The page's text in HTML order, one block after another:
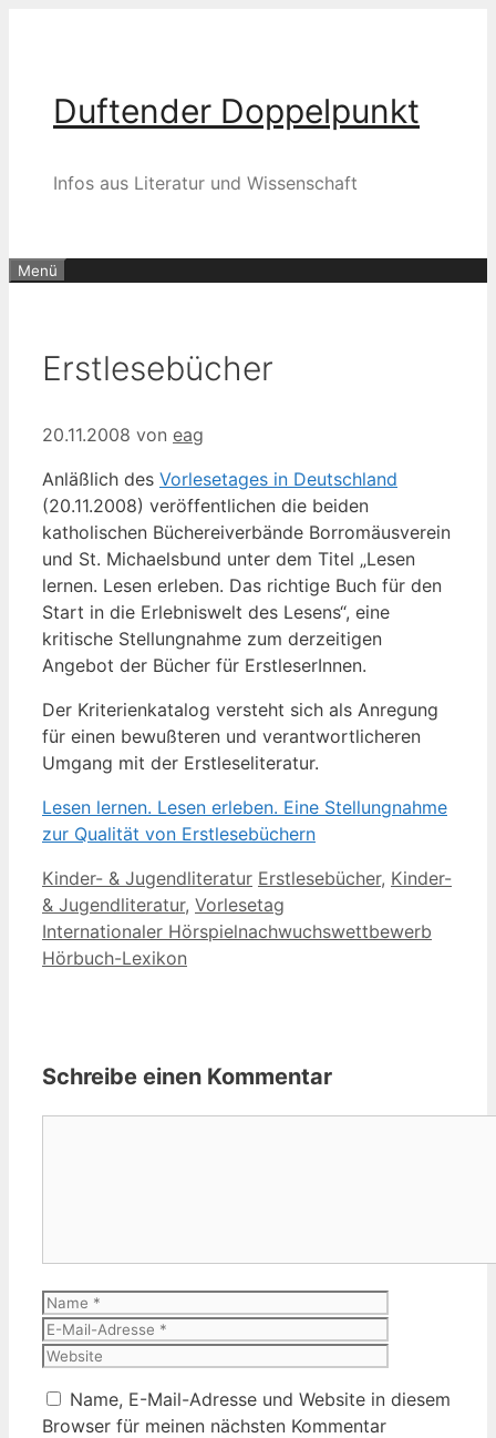
Duftender Doppelpunkt
Infos aus Literatur und Wissenschaft
Menü
Erstlesebücher
20.11.2008 von eag
Anläßlich des Vorlesetages in Deutschland
(20.11.2008) veröffentlichen die beiden
katholischen Büchereiverbände Borromäusverein
und St. Michaelsbund unter dem Titel „Lesen
lernen. Lesen erleben. Das richtige Buch für den
Start in die Erlebniswelt des Lesens“, eine
kritische Stellungnahme zum derzeitigen
Angebot der Bücher für ErstleserInnen.
Der Kriterienkatalog versteht sich als Anregung
für einen bewußteren und verantwortlicheren
Umgang mit der Erstleseliteratur.
Lesen lernen. Lesen erleben. Eine Stellungnahme
zur Qualität von Erstlesebüchern
Kategorien
Kinder- & Jugendliteratur Schlagwörter
Erstlesebücher, Kinder-
& Jugendliteratur, Vorlesetag
Internationaler Hörspielnachwuchswettbewerb
Hörbuch-Lexikon
Schreibe einen Kommentar
Name
Name, E-Mail-Adresse und Website in diesem
Browser für meinen nächsten Kommentar